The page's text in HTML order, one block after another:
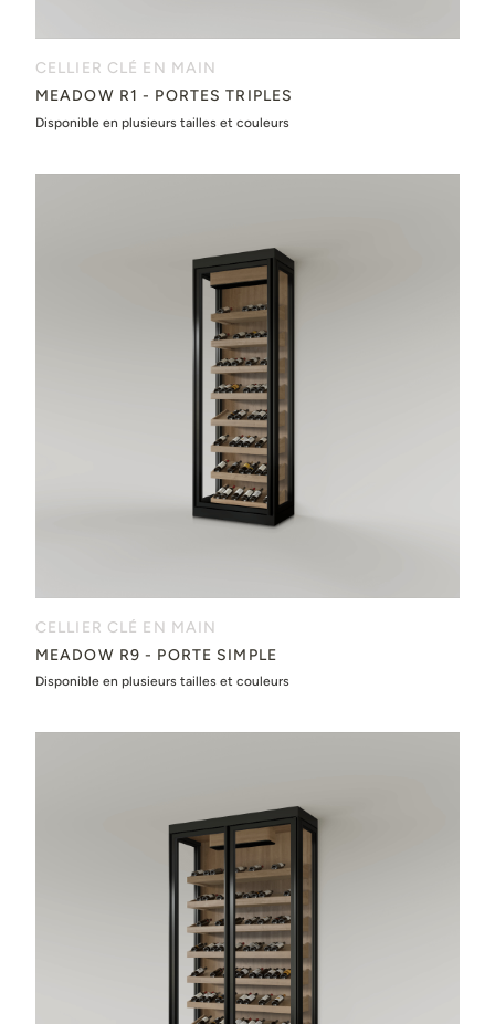
CELLIER CLÉ EN MAIN
MEADOW R1 - PORTES TRIPLES
Disponible en plusieurs tailles et couleurs
CELLIER CLÉ EN MAIN
MEADOW R9 - PORTE SIMPLE
Disponible en plusieurs tailles et couleurs